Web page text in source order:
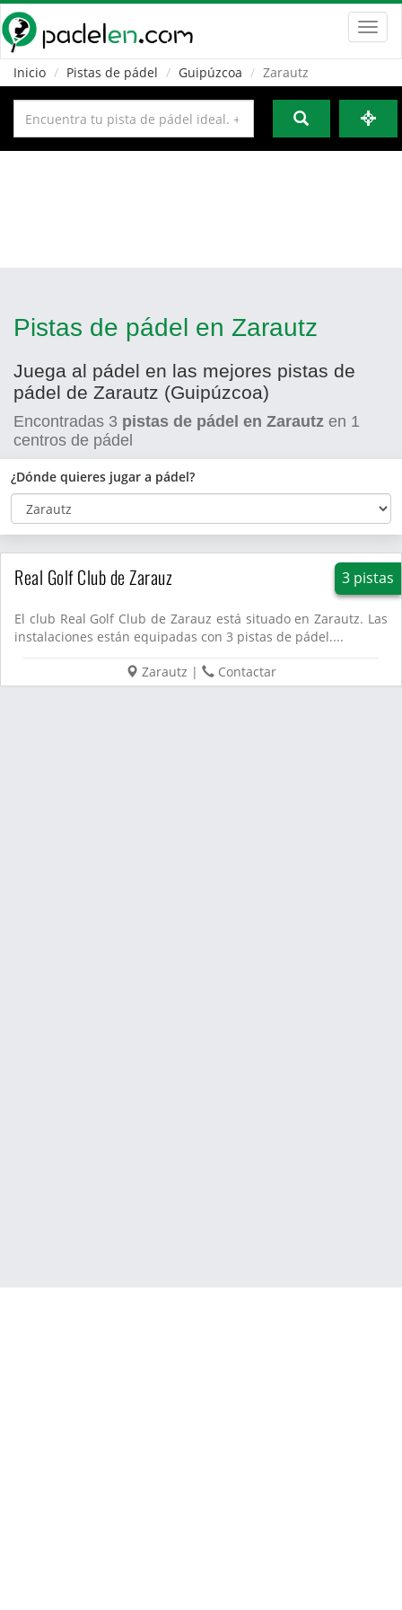
Inicio
Pistas de pádel Guipúzcoa Zarautz
Pistas de pádel en Zarautz
Juega al pádel en las mejores pistas de
pádel de Zarautz (Guipúzcoa)
Encontradas 3 pistas de pádel en Zarautz en 1
centros de pádel
¿Dónde quieres jugar a pádel?
Real Golf Club de Zarauz 3 pistas
El club Real Golf Club de Zarauz está situado en Zarautz. Las
instalaciones están equipadas con 3 pistas de pádel....
Zarautz | Contactar